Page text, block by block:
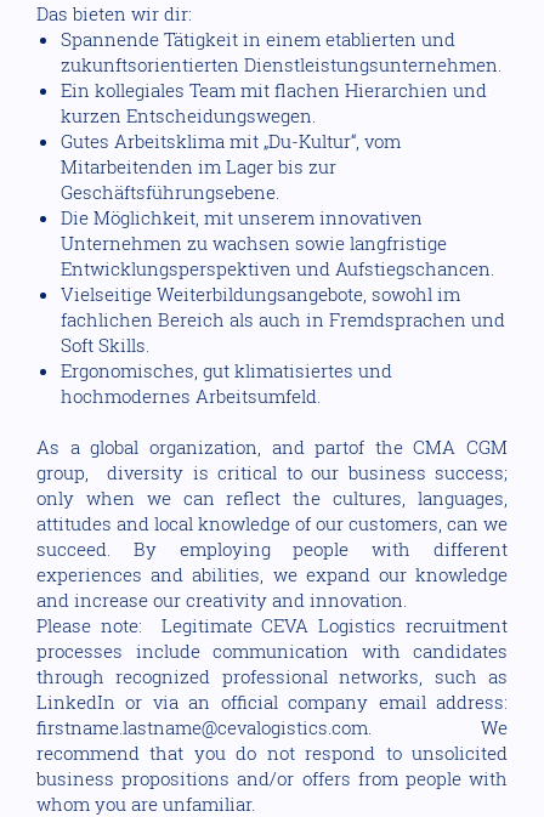
Das bieten wir dir:
Spannende Tätigkeit in einem etablierten und
zukunftsorientierten Dienstleistungsunternehmen.
Ein kollegiales Team mit flachen Hierarchien und
kurzen Entscheidungswegen.
Gutes Arbeitsklima mit „Du-Kultur“, vom
Mitarbeitenden im Lager bis zur
Geschäftsführungsebene.
Die Möglichkeit, mit unserem innovativen
Unternehmen zu wachsen sowie langfristige
Entwicklungsperspektiven und Aufstiegschancen.
Vielseitige Weiterbildungsangebote, sowohl im
fachlichen Bereich als auch in Fremdsprachen und
Soft Skills.
Ergonomisches, gut klimatisiertes und
hochmodernes Arbeitsumfeld.
As a global organization, and partof the CMA CGM
group, diversity is critical to our business success;
only when we can reflect the cultures, languages,
attitudes and local knowledge of our customers, can we
succeed. By employing people with different
experiences and abilities, we expand our knowledge
and increase our creativity and innovation.
Please note: Legitimate CEVA Logistics recruitment
processes include communication with candidates
through recognized professional networks, such as
LinkedIn or via an official company email address:
firstname.lastname@cevalogistics.com. We
recommend that you do not respond to unsolicited
business propositions and/or offers from people with
whom you are unfamiliar.